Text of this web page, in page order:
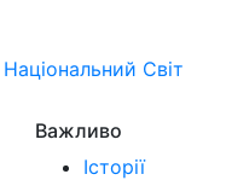
Національний Світ
Важливо
Історії